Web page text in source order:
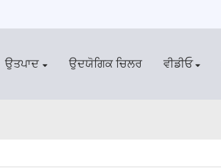
ਉਤਪਾਦ ਉਦਯੋਗਿਕ ਚਿਲਰ ਵੀਡੀਓ